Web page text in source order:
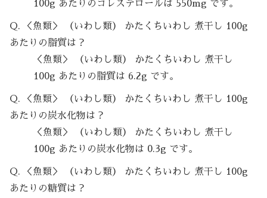
100g あたりのコレステロールは 550mg です。
Q. ＜魚類＞ （いわし類） かたくちいわし 煮干し 100g
あたりの脂質は？
＜魚類＞ （いわし類） かたくちいわし 煮干し
100g あたりの脂質は 6.2g です。
Q. ＜魚類＞ （いわし類） かたくちいわし 煮干し 100g
あたりの炭水化物は？
＜魚類＞ （いわし類） かたくちいわし 煮干し
100g あたりの炭水化物は 0.3g です。
Q. ＜魚類＞ （いわし類） かたくちいわし 煮干し 100g
あたりの糖質は？